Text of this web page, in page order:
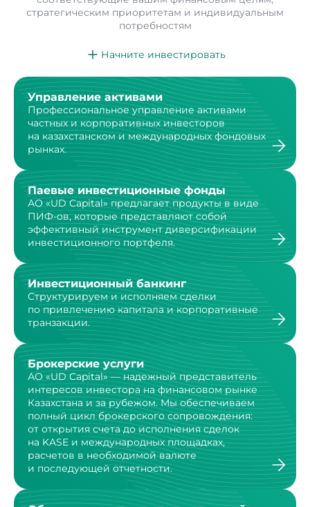
стратегическим приоритетам и индивидуальным
потребностям
Начните инвестировать
Управление активами
Профессиональное управление активами
частныхи корпоративных инвесторов
на казахстанскоми международных фондовых
рынках.
Паевые инвестиционные фонды
АО «UD Capital» предлагает продукты в виде
ПИФ-ов,которые представляют собой
эффективный инструментдиверсификации
инвестиционного портфеля.
Инвестиционный банкинг
Структурируем и исполняем сделки
по привлечению капитала и корпоративные
транзакции.
Брокерские услуги
АО «UD Capital» — надежный представитель
интересов инвестора на финансовом рынке
Казахстана и за рубежом. Мы обеспечиваем
полный цикл брокерского сопровождения:
от открытия счета до исполнения сделок
на KASE и международных площадках,
расчетов в необходимой валюте
и последующей отчетности.